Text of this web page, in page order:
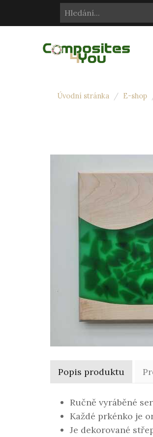
Úvodní stránka E-shop
Popis produktu
Ručně vyráběné
Každé prkénko je
Je dekorované